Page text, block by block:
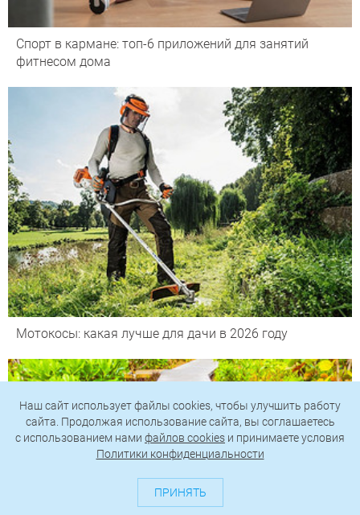
Спорт в кармане: топ-6 приложений для занятий
фитнесом дома
Мотокосы: какая лучше для дачи в 2026 году
Наш сайт использует файлы cookies, чтобы улучшить работу
сайта. Продолжая использование сайта, вы соглашаетесь
c использованием нами файлов cookies и принимаете условия
Политики конфиденциальности
ПРИНЯТЬ